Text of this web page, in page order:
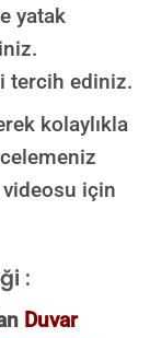
yatak
tercih ediniz.
kolaylıkla
için
:
Duvar